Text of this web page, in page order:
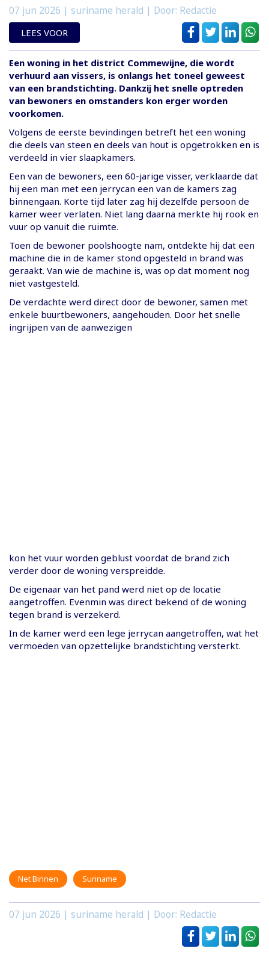
07 jun 2026 | suriname herald | Door: Redactie
LEES VOOR
Een woning in het district Commewijne, die wordt
verhuurd aan vissers, is onlangs het toneel geweest
van een brandstichting. Dankzij het snelle optreden
van bewoners en omstanders kon erger worden
voorkomen.
Volgens de eerste bevindingen betreft het een woning
die deels van steen en deels van hout is opgetrokken en is
verdeeld in vier slaapkamers.
Een van de bewoners, een 60-jarige visser, verklaarde dat
hij een man met een jerrycan een van de kamers zag
binnengaan. Korte tijd later zag hij dezelfde persoon de
kamer weer verlaten. Niet lang daarna merkte hij rook en
vuur op vanuit die ruimte.
Toen de bewoner poolshoogte nam, ontdekte hij dat een
machine die in de kamer stond opgesteld in brand was
geraakt. Van wie de machine is, was op dat moment nog
niet vastgesteld.
De verdachte werd direct door de bewoner, samen met
enkele buurtbewoners, aangehouden. Door het snelle
ingrijpen van de aanwezigen
kon het vuur worden geblust voordat de brand zich
verder door de woning verspreidde.
De eigenaar van het pand werd niet op de locatie
aangetroffen. Evenmin was direct bekend of de woning
tegen brand is verzekerd.
In de kamer werd een lege jerrycan aangetroffen, wat het
vermoeden van opzettelijke brandstichting versterkt.
Net Binnen Suriname
07 jun 2026 | suriname herald | Door: Redactie